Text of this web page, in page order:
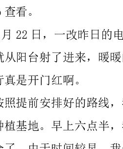
践出行真是开门红啊。
开始了我们的调研之旅。